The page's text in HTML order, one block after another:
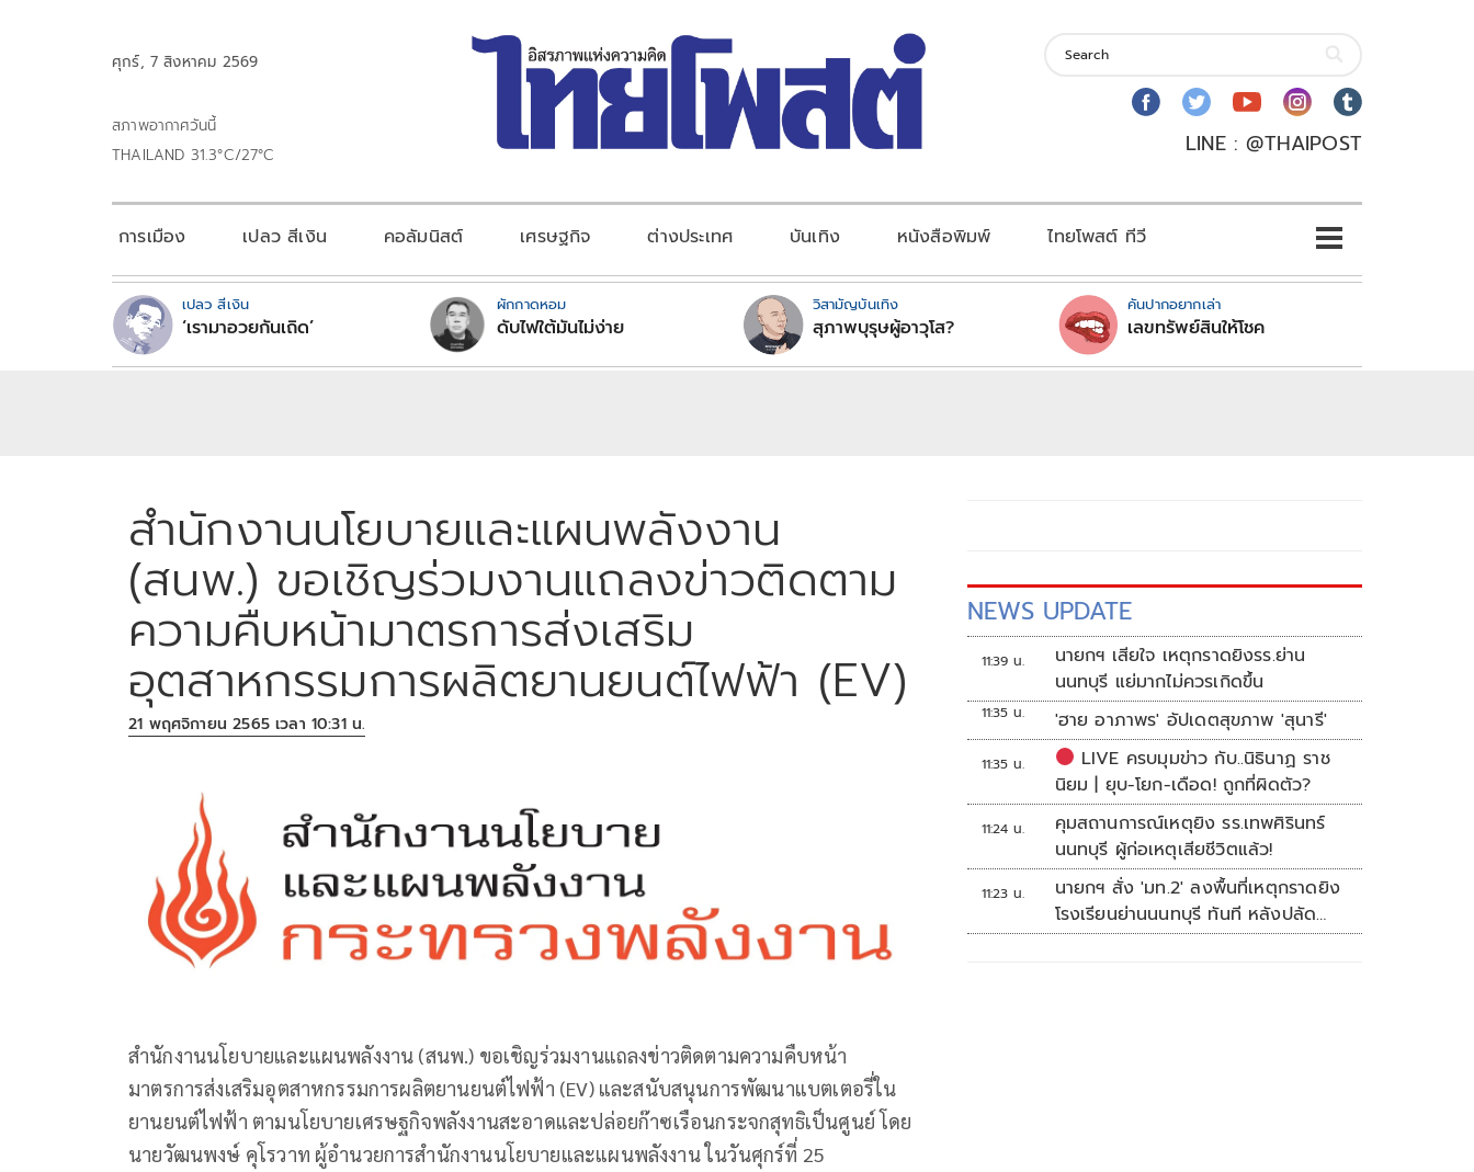
ศุกร์, 7 สิงหาคม 2569
สภาพอากาศวันนี้
THAILAND 31.3°C/27°C
LINE : @THAIPOST
การเมือง เปลว สีเงิน คอลัมนิสต์ เศรษฐกิจ ต่างประเทศ บันเทิง หนังสือพิมพ์ ไทยโพสต์ ทีวี
เปลว สีเงิน
‘เรามาอวยกันเถิด’
ผักกาดหอม
ดับไฟใต้มันไม่ง่าย
วิสามัญบันเทิง
สุภาพบุรุษผู้อาวุโส?
คันปากอยากเล่า
เลขทรัพย์สินให้โชค
สำนักงานนโยบายและแผนพลังงาน
(สนพ.) ขอเชิญร่วมงานแถลงข่าวติดตาม
ความคืบหน้ามาตรการส่งเสริม
อุตสาหกรรมการผลิตยานยนต์ไฟฟ้า (EV)
21 พฤศจิกายน 2565 เวลา 10:31 น.
สำนักงานนโยบายและแผนพลังงาน (สนพ.) ขอเชิญร่วมงานแถลงข่าวติดตามความคืบหน้า
มาตรการส่งเสริมอุตสาหกรรมการผลิตยานยนต์ไฟฟ้า (EV) และสนับสนุนการพัฒนาแบตเตอรี่ใน
ยานยนต์ไฟฟ้า ตามนโยบายเศรษฐกิจพลังงานสะอาดและปล่อยก๊าซเรือนกระจกสุทธิเป็นศูนย์ โดย
นายวัฒนพงษ์ คุโรวาท ผู้อำนวยการสำนักงานนโยบายและแผนพลังงาน ในวันศุกร์ที่ 25
NEWS UPDATE
11:39 น.
นายกฯ เสียใจ เหตุกราดยิงรร.ย่าน
นนทบุรี แย่มากไม่ควรเกิดขึ้น
11:35 น. 'ฮาย อาภาพร' อัปเดตสุขภาพ 'สุนารี'
11:35 น.
LIVE ครบมุมข่าว กับ..นิธินาฏ ราช
นิยม | ยุบ-โยก-เดือด! ถูกที่ผิดตัว?
11:24 น.
คุมสถานการณ์เหตุยิง รร.เทพศิรินทร์
นนทบุรี ผู้ก่อเหตุเสียชีวิตแล้ว!
11:23 น.
นายกฯ สั่ง 'มท.2' ลงพื้นที่เหตุกราดยิง
โรงเรียนย่านนนทบุรี ทันที หลังปลัด
มท.รายงานความคืบหน้า